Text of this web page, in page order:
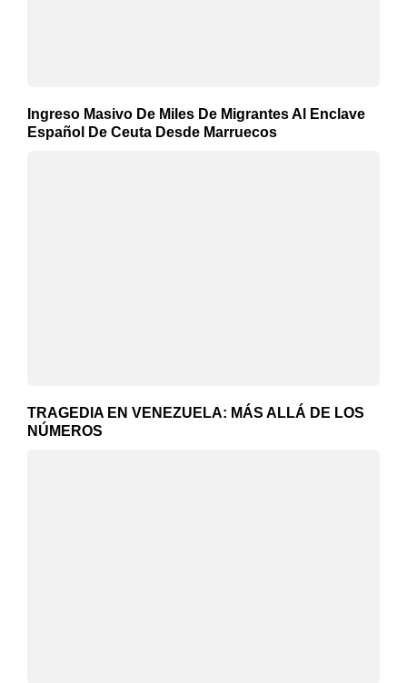
Ingreso Masivo De Miles De Migrantes Al Enclave
Español De Ceuta Desde Marruecos
TRAGEDIA EN VENEZUELA: MÁS ALLÁ DE LOS
NÚMEROS